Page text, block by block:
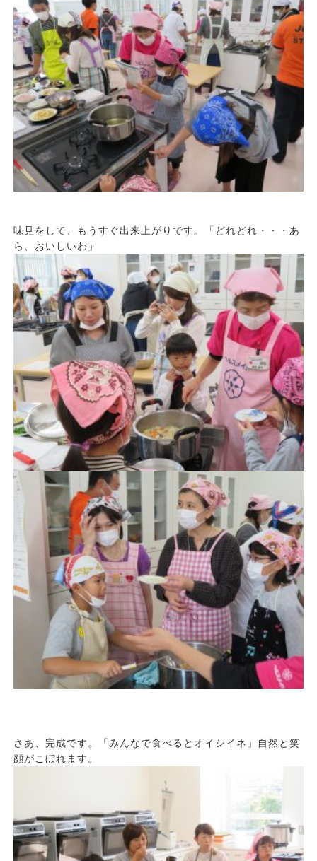
味見をして、もうすぐ出来上がりです。「どれどれ・・・あ
ら、おいしいわ」
さあ、完成です。「みんなで食べるとオイシイネ」自然と笑
顔がこぼれます。